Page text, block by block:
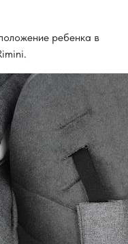
ребенка в